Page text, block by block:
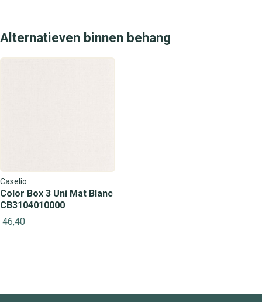
Alternatieven binnen behang
Caselio
Color Box 3 Uni Mat Blanc
CB3104010000
46,40